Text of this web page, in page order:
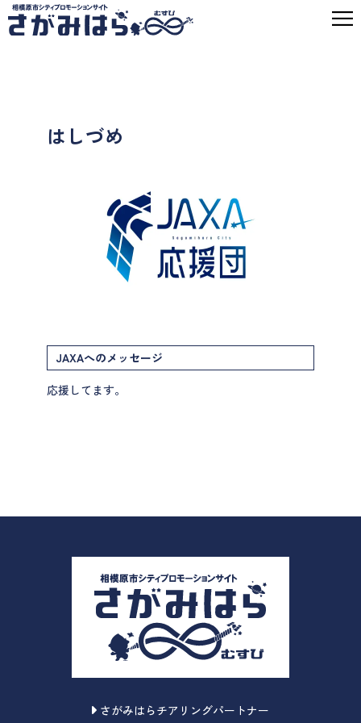
はしづめ
JAXAへのメッセージ
応援してます。
さがみはらチアリングパートナー